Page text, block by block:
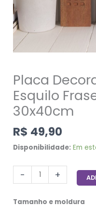
Placa
Esquilo
30x40cm
R$ 49,90
Disponibilidade: Em
- +
Tamanho e moldura